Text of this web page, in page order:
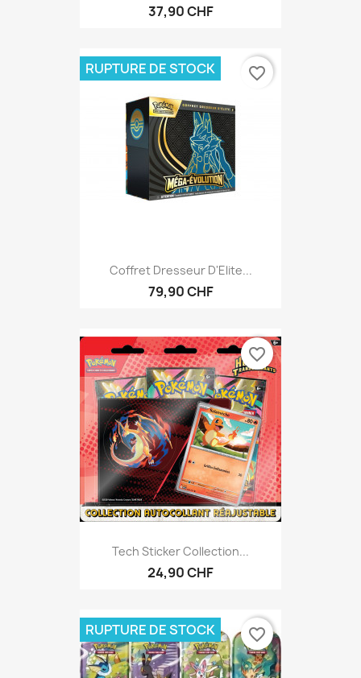
37,90 CHF
Coffret Dresseur D'Elite...
79,90 CHF
RUPTURE DE STOCK favorite_border
Tech Sticker Collection...
24,90 CHF
favorite_border
RUPTURE DE STOCK favorite_border